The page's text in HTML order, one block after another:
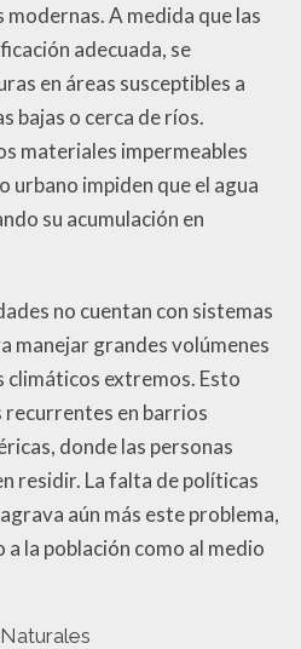
modernas. A medida que las
adecuada, se
en áreas susceptibles a
bajas o cerca de ríos.
materiales impermeables
urbano impiden que el agua
su acumulación en
no cuentan con sistemas
manejar grandes volúmenes
climáticos extremos. Esto
en barrios
donde las personas
residir. La falta de políticas
aún más este problema,
la población como al medio